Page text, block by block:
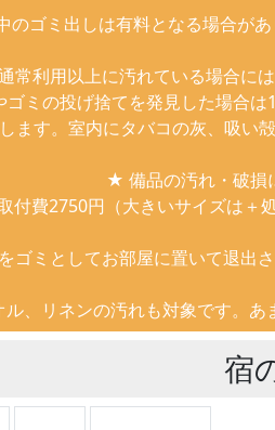
のゴミ出しは有料となる場合が
常利用以上に汚れている場合に
ミの投げ捨てを発見した場合
ます。室内にタバコの灰、吸い
★ 備品の汚れ・破損
付費2750円（大きいサイズは＋
ゴミとしてお部屋に置いて退出
、リネンの汚れも対象です。あ
宿